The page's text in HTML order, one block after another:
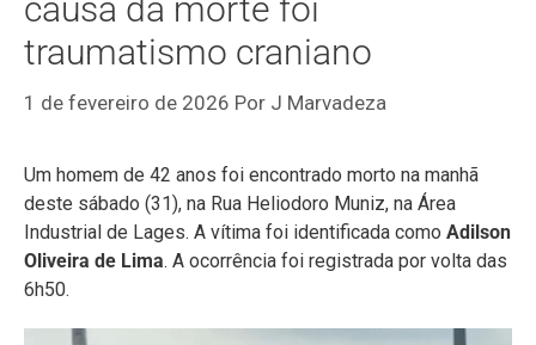
causa da morte foi
traumatismo craniano
1 de fevereiro de 2026 Por J Marvadeza
Um homem de 42 anos foi encontrado morto na manhã
deste sábado (31), na Rua Heliodoro Muniz, na Área
Industrial de Lages. A vítima foi identificada como Adilson
Oliveira de Lima. A ocorrência foi registrada por volta das
6h50.